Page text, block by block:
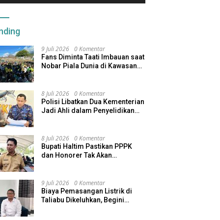
9 Juli 2026 0 Komentar
Fans Diminta Taati Imbauan saat
Nobar Piala Dunia di Kawasan
8 Juli 2026 0 Komentar
Polisi Libatkan Dua Kementerian
Jadi Ahli dalam Penyelidikan
8 Juli 2026 0 Komentar
Bupati Haltim Pastikan PPPK
dan Honorer Tak Akan
9 Juli 2026 0 Komentar
Biaya Pemasangan Listrik di
Taliabu Dikeluhkan, Begini